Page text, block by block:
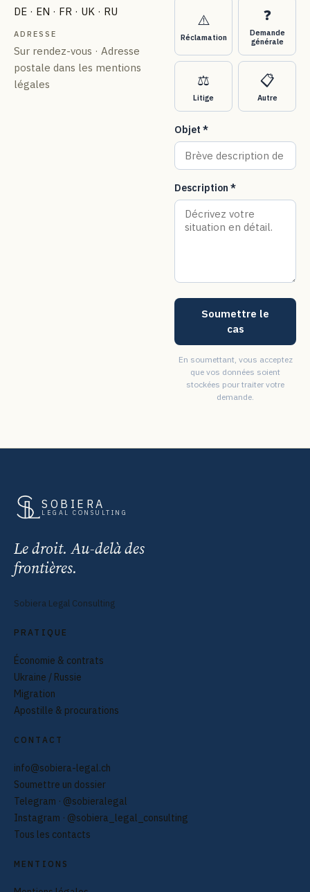
DE · EN · FR · UK · RU
ADRESSE
Sur rendez-vous · Adresse
postale dans les mentions
légales
⚠️
Réclamation
❓
Demande
générale
⚖️
Litige
📋
Autre
Objet *
Description *
Soumettre le
cas
En soumettant, vous acceptez
que vos données soient
stockées pour traiter votre
demande.
SOBIERA
LEGAL CONSULTING
Le droit. Au-delà des
frontières.
Sobiera Legal Consulting
PRATIQUE
Économie & contrats
Ukraine / Russie
Migration
Apostille & procurations
CONTACT
info@sobiera-legal.ch
Soumettre un dossier
Telegram · @sobieralegal
Instagram · @sobiera_legal_consulting
Tous les contacts
MENTIONS